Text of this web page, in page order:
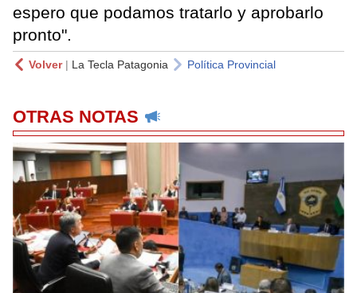
espero que podamos tratarlo y aprobarlo
pronto".
Volver| La Tecla Patagonia Política Provincial
OTRAS NOTAS